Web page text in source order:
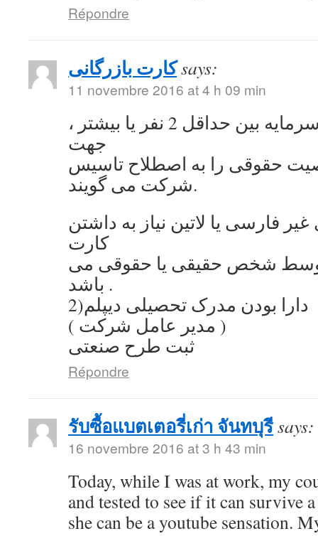
Répondre
کارت بازرگانیsays:
11 novembre 2016 at 4 h 09 min
به اشتراک گذاشتن سرمایه بین حداقل 2 نفر یا بیشتر ،
جهت
حقوقی را به اصطلاح تاسیس
شرکت می گویند.
فارسی یا لاتین نیاز به داشتن
کارت
توسط شخص حقیقی یا حقوقی می
باشد .
2)دارا بودن مدرک تحصیلی دیپلم
( مدیر عامل شرکت )
ثبت طرح صنعتی
Répondre
รับซื้อแบตเตอรี่เก่า จันทบุรีsays:
16 novembre 2016 at 3 h 43 min
Today, while I was at work, my
and tested to see if it can survive
she can be a youtube sensation.